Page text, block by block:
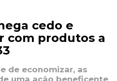
cedo e
com produtos a
de economizar, as
uma ação beneficente